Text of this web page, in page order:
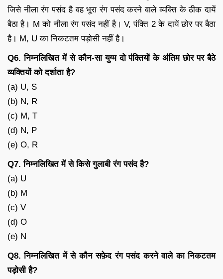
जिसे नीला रंग पसंद है वह भूरा रंग पसंद करने वाले व्यक्ति के ठीक दायें
बैठा है। M को नीला रंग पसंद नहीं है। V, पंक्ति 2 के दायें छोर पर बैठा
है। M, U का निकटतम पड़ोसी नहीं है।
Q6. निम्नलिखित में से कौन-सा युग्म दो पंक्तियों के अंतिम छोर पर बैठे
व्यक्तियों को दर्शाता है?
(a) U, S
(b) N, R
(c) M, T
(d) N, P
(e) O, R
Q7. निम्नलिखित में से किसे गुलाबी रंग पसंद है?
(a) U
(b) M
(c) V
(d) O
(e) N
Q8. निम्नलिखित में से कौन सफ़ेद रंग पसंद करने वाले का निकटतम
पड़ोसी है?